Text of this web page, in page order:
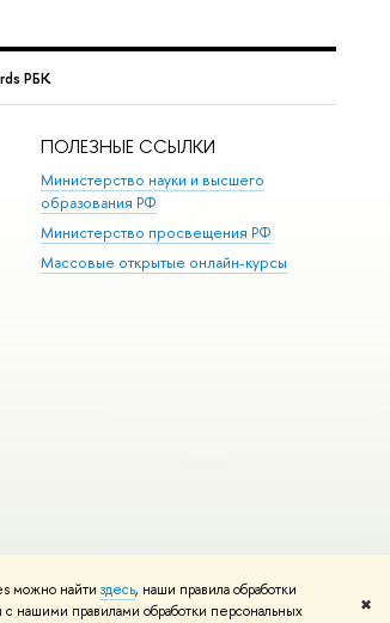
можно найти здесь, наши правила обработки
нашими правилами обработки персональных ✖
РБК
ПОЛЕЗНЫЕ ССЫЛКИ
Министерство науки и высшего
образования РФ
Министерство просвещения РФ
Массовые открытые онлайн-курсы
Редактору